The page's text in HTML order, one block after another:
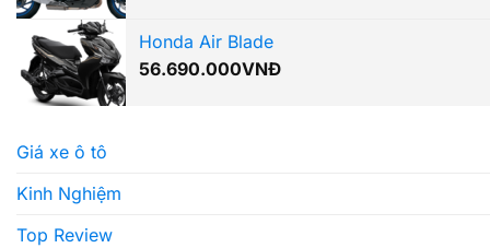
Honda Air Blade
56.690.000VNĐ
Giá xe ô tô
Kinh Nghiệm
Top Review